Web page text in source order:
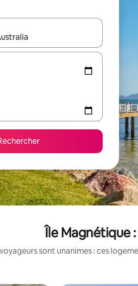
utilisez les flèches vers le
Île Magnétique
sont unanimes : ces